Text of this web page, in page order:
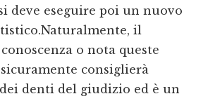
deve eseguire poi un nuovo
il
o nota queste
consiglierà
denti del giudizio ed è un